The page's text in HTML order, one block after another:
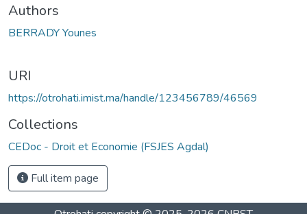
Authors
BERRADY Younes
URI
https://otrohati.imist.ma/handle/123456789/46569
Collections
CEDoc - Droit et Economie (FSJES Agdal)
Full item page